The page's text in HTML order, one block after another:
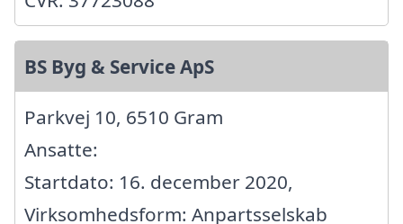
BS Byg & Service ApS
Parkvej 10, 6510 Gram
Ansatte:
Startdato: 16. december 2020,
Virksomhedsform: Anpartsselskab